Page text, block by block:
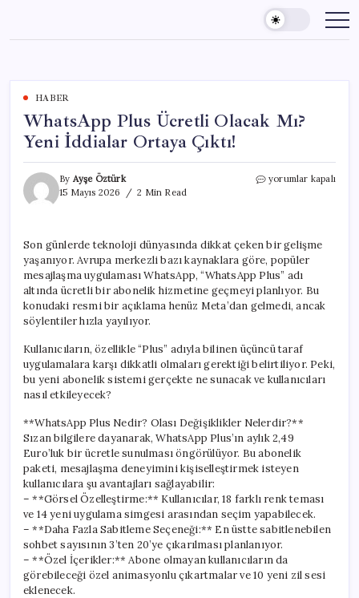
content
HABER
WhatsApp Plus Ücretli Olacak Mı?
Yeni İddialar Ortaya Çıktı!
By Ayşe Öztürk
15 Mayıs 2026
2 Min Read
WhatsApp
Yeni
İddialar
Ortaya
Çıktı!
yorumlar kapalı
Son günlerde teknoloji dünyasında dikkat çeken bir gelişme
yaşanıyor. Avrupa merkezli bazı kaynaklara göre, popüler
mesajlaşma uygulaması WhatsApp, “WhatsApp Plus” adı
altında ücretli bir abonelik hizmetine geçmeyi planlıyor. Bu
konudaki resmi bir açıklama henüz Meta’dan gelmedi, ancak
söylentiler hızla yayılıyor.
Kullanıcıların, özellikle “Plus” adıyla bilinen üçüncü taraf
uygulamalara karşı dikkatli olmaları gerektiği belirtiliyor. Peki,
bu yeni abonelik sistemi gerçekte ne sunacak ve kullanıcıları
nasıl etkileyecek?
**WhatsApp Plus Nedir? Olası Değişiklikler Nelerdir?**
Sızan bilgilere dayanarak, WhatsApp Plus’ın aylık 2,49
Euro’luk bir ücretle sunulması öngörülüyor. Bu abonelik
paketi, mesajlaşma deneyimini kişiselleştirmek isteyen
kullanıcılara şu avantajları sağlayabilir:
– **Görsel Özelleştirme:** Kullanıcılar, 18 farklı renk teması
ve 14 yeni uygulama simgesi arasından seçim yapabilecek.
– **Daha Fazla Sabitleme Seçeneği:** En üstte sabitlenebilen
sohbet sayısının 3’ten 20’ye çıkarılması planlanıyor.
– **Özel İçerikler:** Abone olmayan kullanıcıların da
görebileceği özel animasyonlu çıkartmalar ve 10 yeni zil sesi
eklenecek.